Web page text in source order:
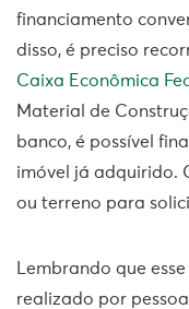
financiamento
disso, é preciso
Caixa Econômica
Material de
banco, é possível
imóvel já adquirido.
ou terreno para
Lembrando que
realizado por